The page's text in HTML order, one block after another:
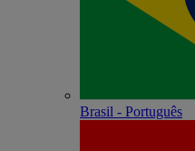
Brasil - Português